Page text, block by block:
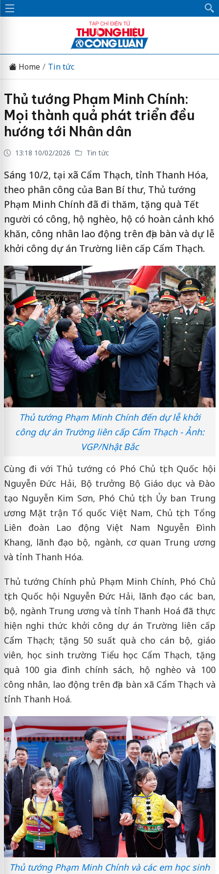
Home Tin tức
Thủ tướng Phạm Minh Chính:
Mọi thành quả phát triển đều
hướng tới Nhân dân
13:18 10/02/2026 Tin tức
Sáng 10/2, tại xã Cẩm Thạch, tỉnh Thanh Hóa,
theo phân công của Ban Bí thư, Thủ tướng
Phạm Minh Chính đã đi thăm, tặng quà Tết
người có công, hộ nghèo, hộ có hoàn cảnh khó
khăn, công nhân lao động trên địa bàn và dự lễ
khởi công dự án Trường liên cấp Cẩm Thạch.
Thủ tướng Phạm Minh Chính đến dự lễ khởi
công dự án Trường liên cấp Cẩm Thạch - Ảnh:
VGP/Nhật Bắc
Cùng đi với Thủ tướng có Phó Chủ tịch Quốc hội
Nguyễn Đức Hải, Bộ trưởng Bộ Giáo dục và Đào
tạo Nguyễn Kim Sơn, Phó Chủ tịch Ủy ban Trung
ương Mặt trận Tổ quốc Việt Nam, Chủ tịch Tổng
Liên đoàn Lao động Việt Nam Nguyễn Đình
Khang, lãnh đạo bộ, ngành, cơ quan Trung ương
và tỉnh Thanh Hóa.
Thủ tướng Chính phủ Phạm Minh Chính, Phó Chủ
tịch Quốc hội Nguyễn Đức Hải, lãnh đạo các ban,
bộ, ngành Trung ương và tỉnh Thanh Hoá đã thực
hiện nghi thức khởi công dự án Trường liên cấp
Cẩm Thạch; tặng 50 suất quà cho cán bộ, giáo
viên, học sinh trường Tiểu học Cẩm Thạch, tặng
quà 100 gia đình chính sách, hộ nghèo và 100
công nhân, lao động trên địa bàn xã Cẩm Thạch và
tỉnh Thanh Hoá.
Thủ tướng Phạm Minh Chính và các em học sinh